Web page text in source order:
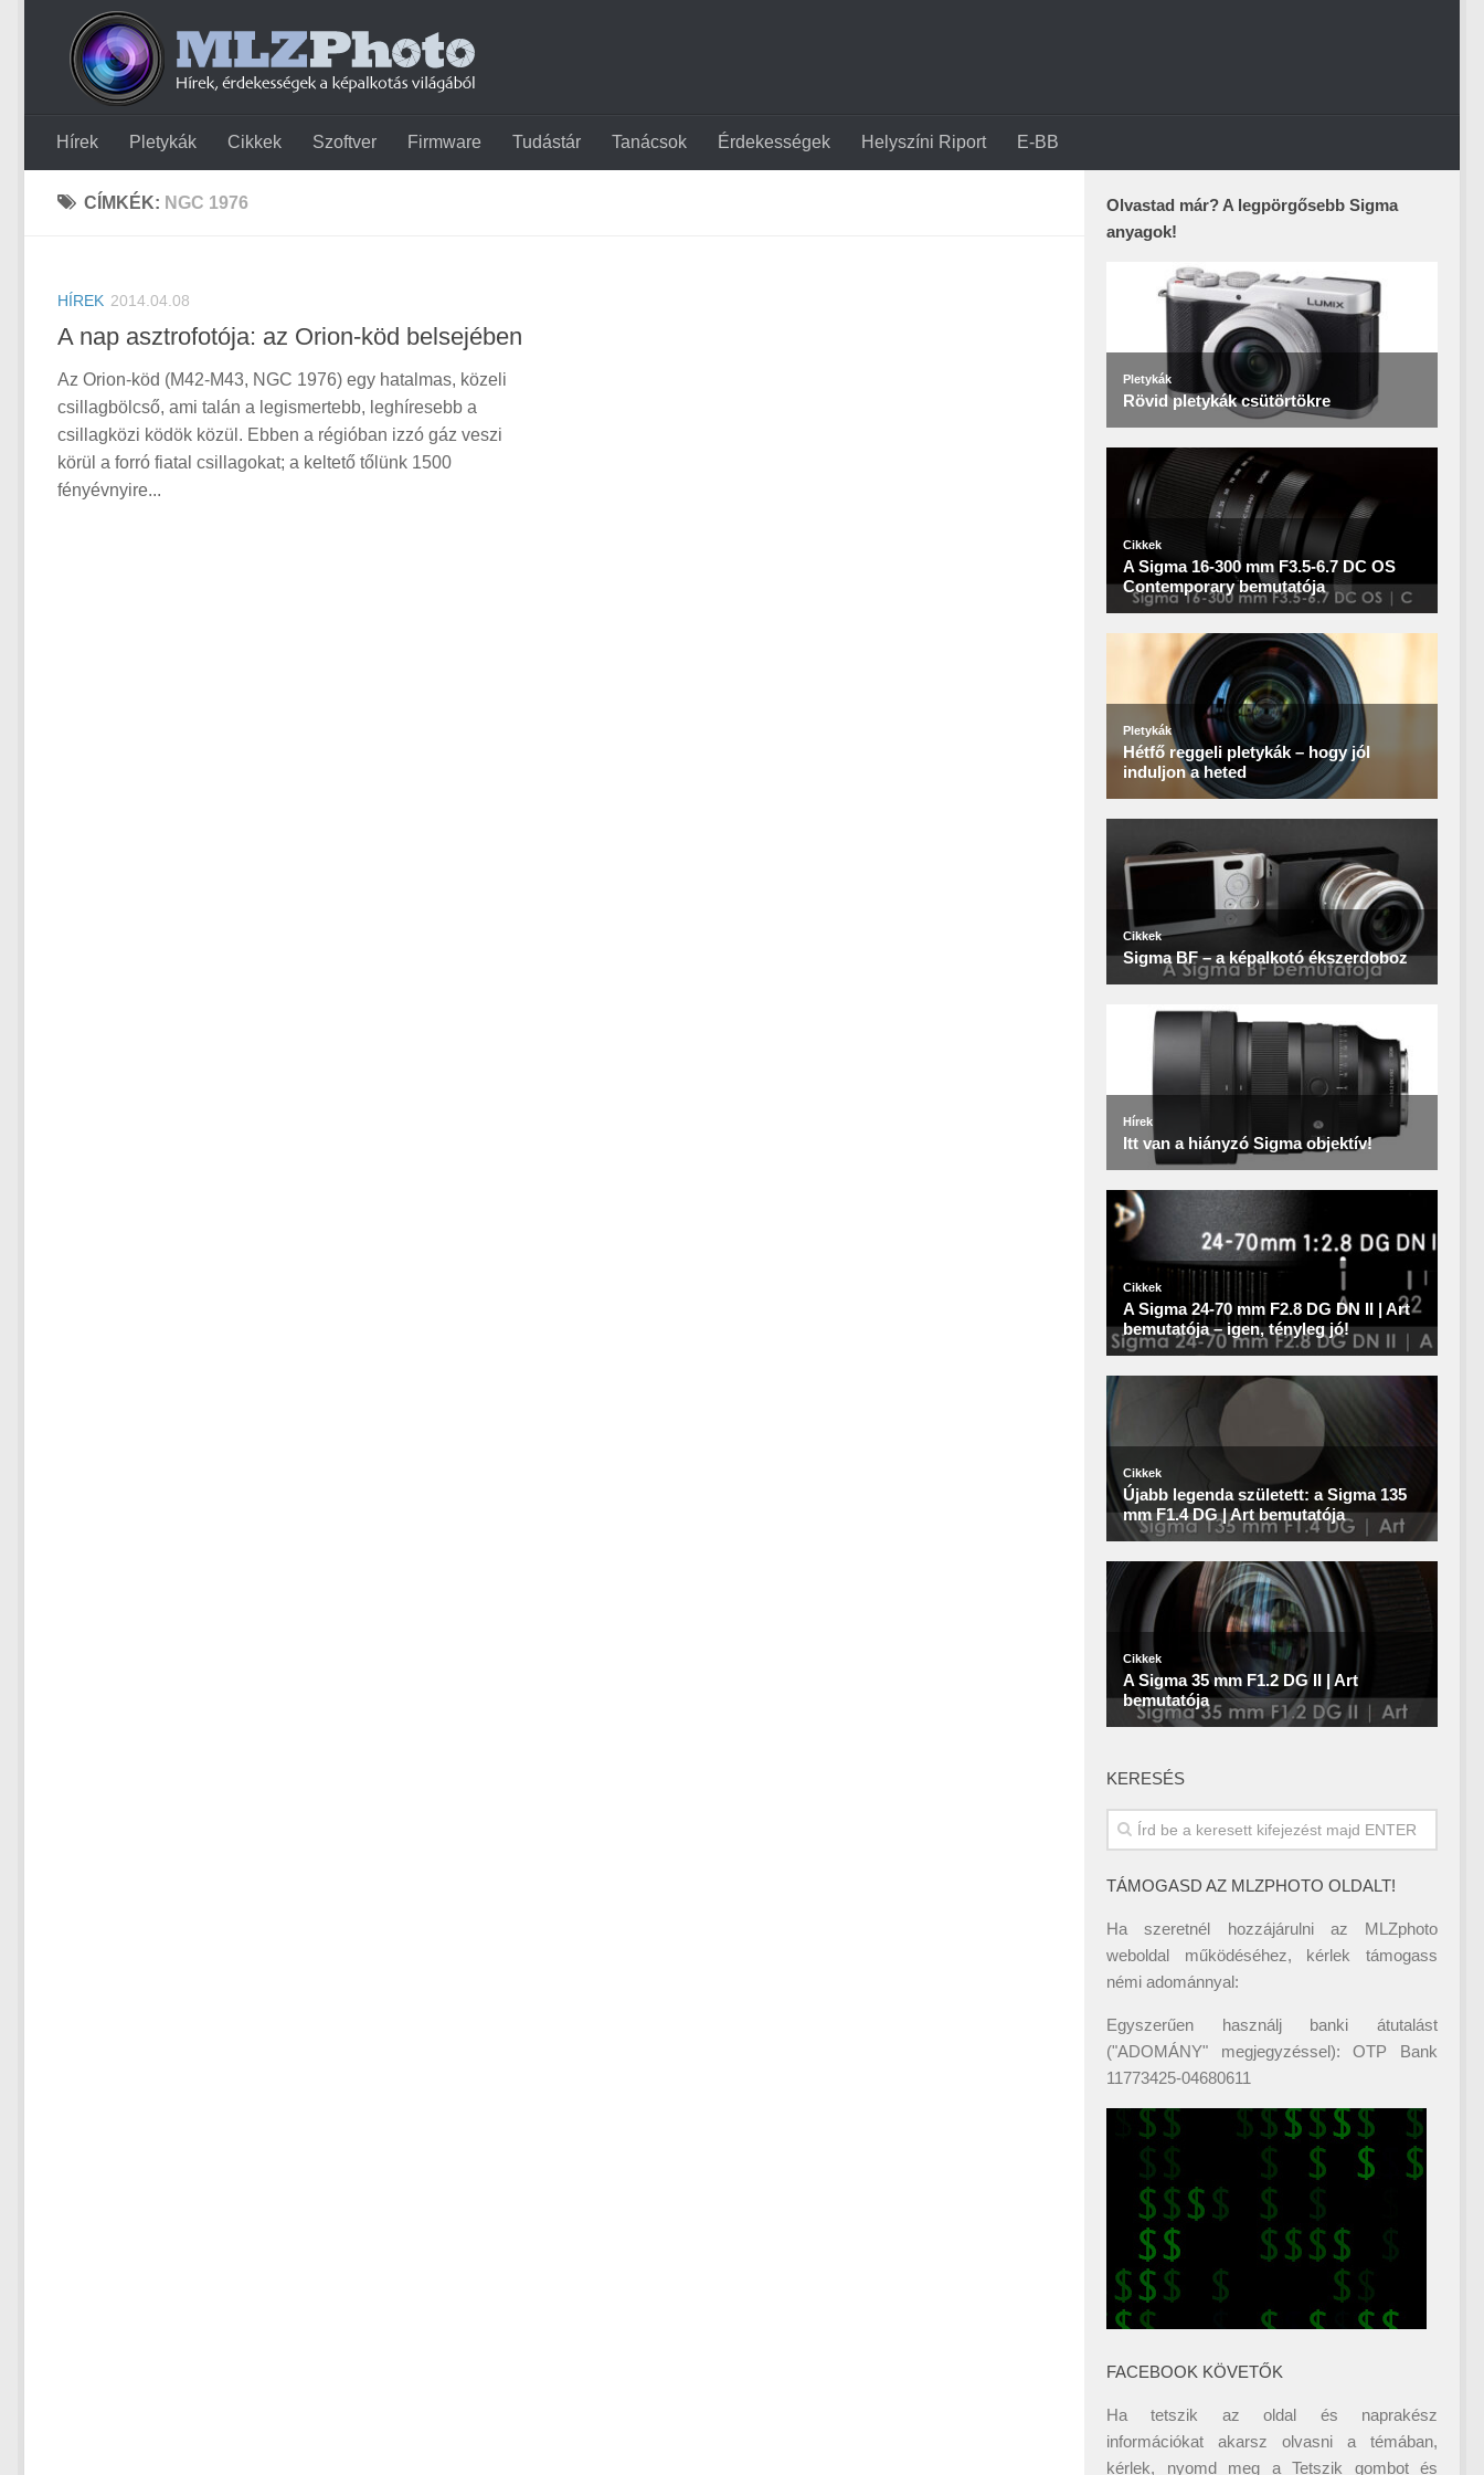
Hírek Pletykák Cikkek Szoftver Firmware Tudástár Tanácsok Érdekességek Helyszíni Riport E-BB
CÍMKÉK: NGC 1976
HÍREK 2014.04.08
A nap asztrofotója: az Orion-köd belsejében
Az Orion-köd (M42-M43, NGC 1976) egy hatalmas, közeli
csillagbölcső, ami talán a legismertebb, leghíresebb a
csillagközi ködök közül. Ebben a régióban izzó gáz veszi
körül a forró fiatal csillagokat; a keltető tőlünk 1500
fényévnyire...
Olvastad már? A legpörgősebb Sigma
anyagok!
KERESÉS
TÁMOGASD AZ MLZPHOTO OLDALT!
Ha szeretnél hozzájárulni az MLZphoto
weboldal működéséhez, kérlek támogass
némi adománnyal:
Egyszerűen használj banki átutalást
("ADOMÁNY" megjegyzéssel): OTP Bank
11773425-04680611
FACEBOOK KÖVETŐK
Ha tetszik az oldal és naprakész
információkat akarsz olvasni a témában,
kérlek, nyomd meg a Tetszik gombot és